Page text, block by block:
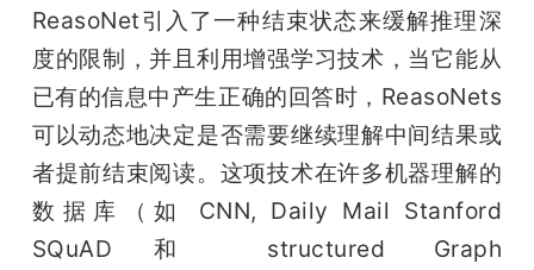
ReasoNet引入了一种结束状态来缓解推理深
度的限制，并且利用增强学习技术，当它能从
已有的信息中产生正确的回答时，ReasoNets
可以动态地决定是否需要继续理解中间结果或
者提前结束阅读。这项技术在许多机器理解的
数据库（如 CNN, Daily Mail Stanford
SQuAD和 structured Graph